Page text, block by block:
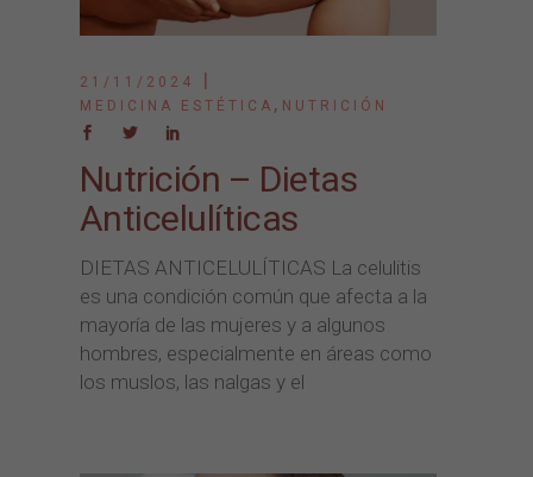
21/11/2024
MEDICINA ESTÉTICA , NUTRICIÓN
Nutrición – Dietas
Anticelulíticas
DIETAS ANTICELULÍTICAS La celulitis
es una condición común que afecta a la
mayoría de las mujeres y a algunos
hombres, especialmente en áreas como
los muslos, las nalgas y el